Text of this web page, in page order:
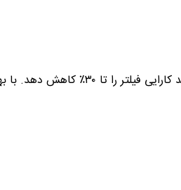
نکته مهم در این فرآیند، دقت در چسب‌زنی و چین‌زنی است. هر